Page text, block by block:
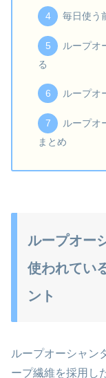
毎日使う
ループオ
る
ループオ
ループオ
まとめ
ループオー
使われてい
ント
ループオーシャン
ープ繊維を採用し